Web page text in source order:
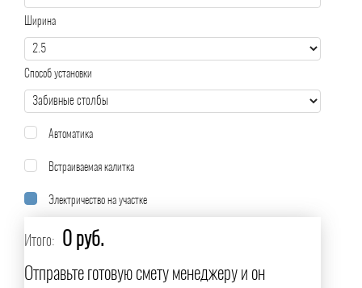
Ширина
Способ установки
Автоматика
Встраиваемая калитка
Электричество на участке
Итого: 0 руб.
Отправьте готовую смету менеджеру и он